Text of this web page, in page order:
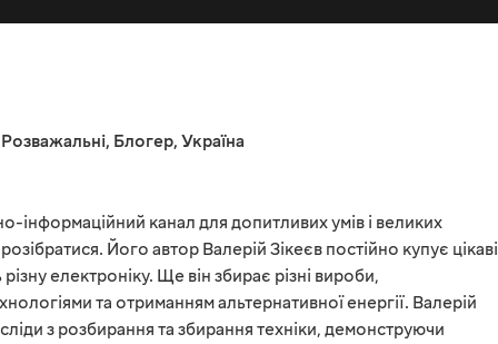
Розважальні, Блогер, Україна
інформаційний канал для допитливих умів і великих
Його автор Валерій Зікеєв постійно купує цікаві
електроніку. Ще він збирає різні вироби,
та отриманням альтернативної енергії. Валерій
з розбирання та збирання техніки, демонструючи